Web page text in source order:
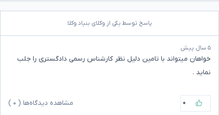
پاسخ توسط یکی از وکلای بنیاد وکلا
۵ سال پیش
خواهان میتواند با تامین دلیل نظر کارشناس رسمی دادگستری را جلب
نماید .
۰ مشاهده دیدگاه‌ها ( ۰